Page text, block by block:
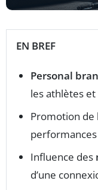
EN BREF
Personal
les athlètes
Promotion de
Influence des
d’une